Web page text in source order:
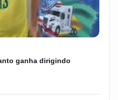
ganha dirigindo